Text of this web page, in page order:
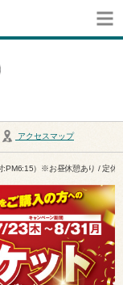
アクセスマップ
:PM6:15）※お昼休憩あり / 定休